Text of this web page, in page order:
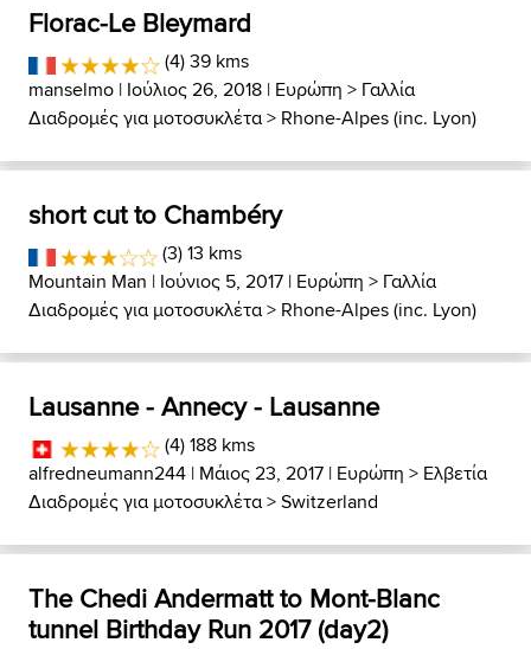
Florac-Le Bleymard
(4) 39 kms
manselmo | Ιούλιος 26, 2018 | Ευρώπη > Γαλλία
Διαδρομές για μοτοσυκλέτα> Rhone-Alpes (inc. Lyon)
short cut to Chambéry
(3) 13 kms
Mountain Man | Ιούνιος 5, 2017 | Ευρώπη > Γαλλία
Διαδρομές για μοτοσυκλέτα> Rhone-Alpes (inc. Lyon)
Lausanne - Annecy - Lausanne
(4) 188 kms
alfredneumann244 | Μάιος 23, 2017 | Ευρώπη > Ελβετία
Διαδρομές για μοτοσυκλέτα>Switzerland
The Chedi Andermatt to Mont-Blanc
tunnel Birthday Run 2017 (day2)